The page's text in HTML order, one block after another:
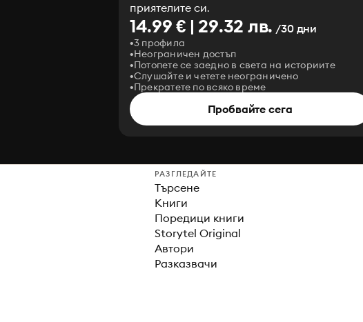
приятелите си.
14.99 € | 29.32 лв. /30 дни
3 профила
Неограничен достъп
Потопете се заедно в света на историите
Слушайте и четете неограничено
Прекратете по всяко време
Пробвайте сега
РАЗГЛЕДАЙТЕ
Търсене
Книги
Поредици книги
Storytel Original
Автори
Разказвачи